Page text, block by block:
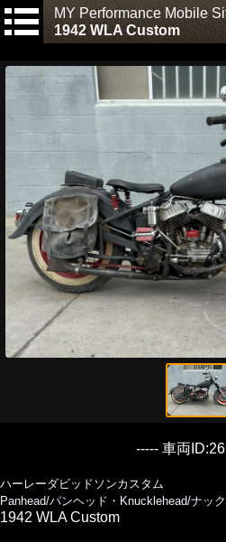
MY Performance Mobile
1942 WLA Custom
----- 車両
ハーレーダビッドソンカスタム
Panhead/パンヘッド・Knucklehead/ナッ
1942 WLA Custom